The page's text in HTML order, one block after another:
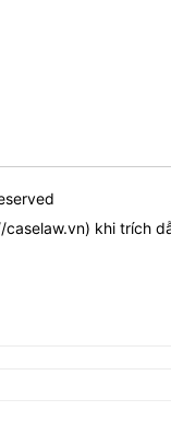
caselaw.vn) khi trích